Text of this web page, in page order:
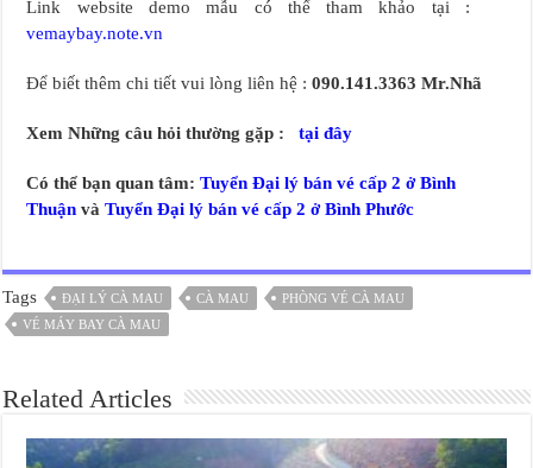
Link website demo mẫu có thể tham khảo tại :
vemaybay.note.vn
Để biết thêm chi tiết vui lòng liên hệ :090.141.3363 Mr.Nhã
Xem Những câu hỏi thường gặp : tại đây
Có thể bạn quan tâm:Tuyển Đại lý bán vé cấp 2 ở Bình
Thuận vàTuyển Đại lý bán vé cấp 2 ở Bình Phước
Tags ĐẠI LÝ CÀ MAU CÀ MAU
PHÒNG VÉ CÀ MAU
VÉ MÁY BAY CÀ MAU
Related Articles